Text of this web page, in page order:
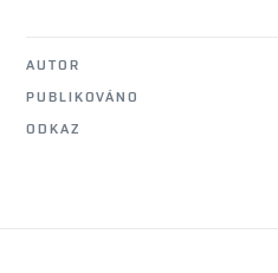
AUTOR
PUBLIKOVÁNO
ODKAZ